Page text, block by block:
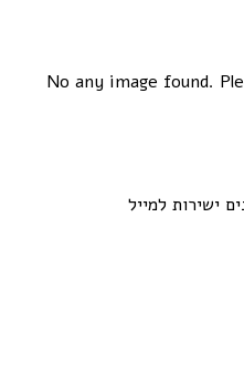
No any image found.
ישירות למייל